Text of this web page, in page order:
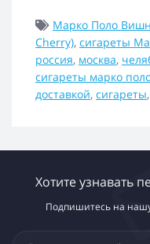
Марко Поло
Cherry), сигареты
россия, москва,
сигареты марко
доставкой, сигареты,
Хотите узнавать
Подпишитесь на